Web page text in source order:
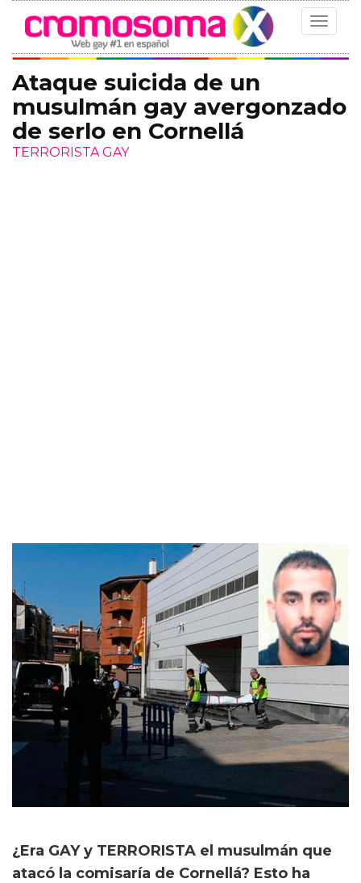
Toggle
Ataque suicida de un
musulmán gay avergonzado
de serlo en Cornellá
TERRORISTA GAY
¿Era GAY y TERRORISTA el musulmán que
atacó la comisaría de Cornellá? Esto ha